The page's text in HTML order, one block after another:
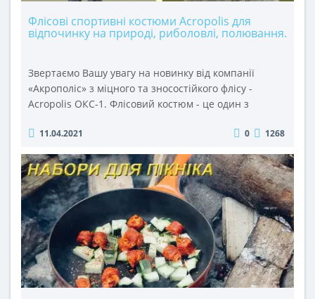
Флісові спортивні костюми Acropolis для
відпочинку на природі, риболовлі, полювання.
Звертаємо Вашу увагу на новинку від компанії
«Акрополіс» з міцного та зносостійкого флісу -
Acropolis ОКС-1. Флісовий костюм - це один з
дозвілля та заняття спортом на свіжому повітрі в
прохолодно, оманливе сонце та поривистий вітер
можуть непомітно нашкодити здоров’ю чоловіка. Як
наслідок, простуда. &nbs..
11.04.2021 0 1268